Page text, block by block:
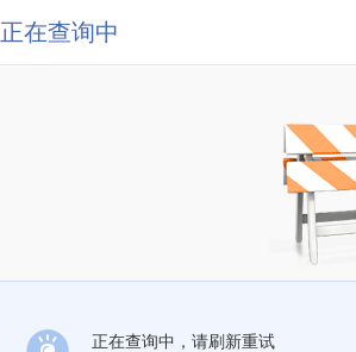
正在查询中
正在查询中，请刷新重试